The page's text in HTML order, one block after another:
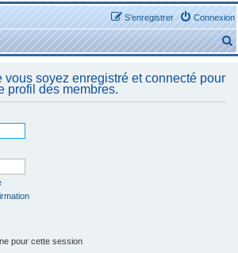
Connexion
S’enregistrer
e
vous soyez enregistré et connecté pour
profil des membres.
pour cette session